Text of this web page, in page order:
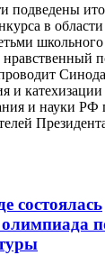
подведены
в
школьного
и
и науки РФ
состоялась